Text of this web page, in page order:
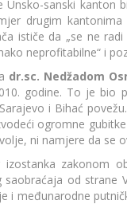
sanski kanton
drugim
ističe da „se ne
neprofitabilne“ i
dr.sc. Nedžadom
godine. To je
i Bihać
ogromne
ni namjere da se
zakonom
od strane
i međunarodne